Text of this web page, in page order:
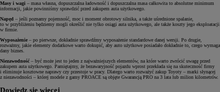
Masy i wagi – masa własna, dopuszczalna ładowność i dopuszczalna masa całkowita to absolutne minimum
informacji, jakie powinniśmy sprawdzić przed zakupem auta użytkowego.
Napęd – jeśli poznamy pojemność, moc i moment obrotowy silnika, a także uśrednione spalanie,
to w przybliżeniu będziemy mogli określić nie tylko osiągi auta użytkowego, ale także koszty jego eksploatacji
w firmie.
Wyposażenie – po pierwsze, dokładnie sprawdźmy wyposażenie standardowe danej wersji. Po drugie,
rozważmy, jakie elementy dodatkowe warto dokupić, aby auto użytkowe posiadało dokładnie to, czego wymaga
dany biznes.
Niezawodność – być może jest to jeden z najważniejszych elementów, na które warto zwrócić uwagę przed
zakupem auta użytkowego. Pamiętajmy, że bezawaryjność pojazdu wprost przekłada się na skuteczność firmy
i eliminuje kosztowne naprawy czy przestoje w pracy. Dlatego warto rozważyć zakup Toyoty – marki słynącej
z niezawodności – której modele z gamy PROACE są objęte Gwarancją PRO na 3 lata lub milion kilometrów.
Dowiedz się więcej